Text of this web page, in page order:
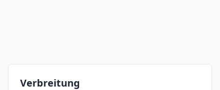
Verbreitung